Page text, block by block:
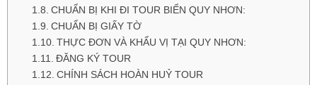
CHUẨN BỊ KHI ĐI TOUR BIỂN QUY NHƠN:
CHUẨN BỊ GIẤY TỜ
THỰC ĐƠN VÀ KHẨU VỊ TẠI QUY NHƠN:
ĐĂNG KÝ TOUR
CHÍNH SÁCH HOÀN HUỶ TOUR